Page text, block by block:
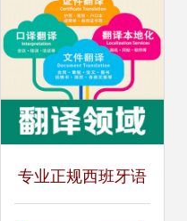
专业正规西班牙语